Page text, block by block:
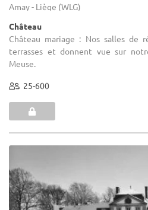
Amay - Liège (WLG)
Château
Château mariage : Nos salles de
terrasses et donnent vue sur
Meuse.
25-600